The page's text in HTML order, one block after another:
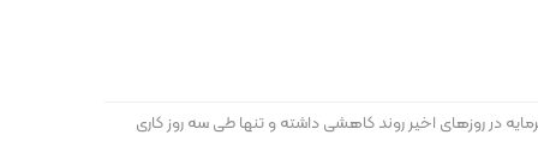
بهادار تهران ۱۴ هزار و ۸۰۱ واحد افت کرد و به رقم دو میلیون و ۶۲۴ هزار و ۶۱۹ واحد رسید. بازار سرمایه در روزهای اخیر روند کاهشی داشته و تنها طی سه روز کاری